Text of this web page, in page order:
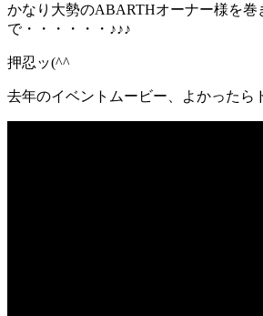
かなり大勢のABARTHオーナー様を巻
で・・・・・・♪♪♪
押忍ッ(^^ゞ
去年のイベントムービー、よかったら